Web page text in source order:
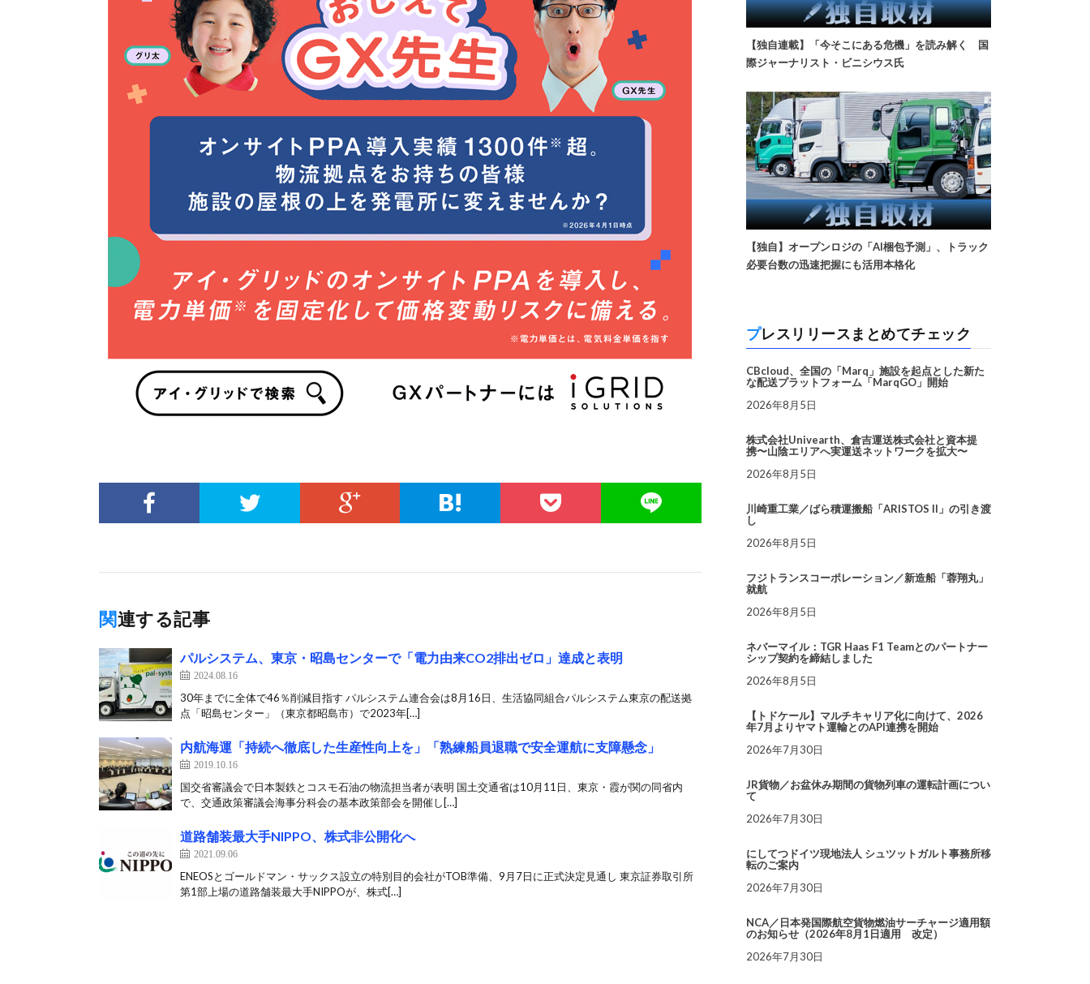
関連する記事
パルシステム、東京・昭島センターで「電力由来CO2排出ゼロ」達成と表明
2024.08.16
30年までに全体で46％削減目指す パルシステム連合会は8月16日、生活協同組合パルシステム東京の配送拠
点「昭島センター」（東京都昭島市）で2023年[…]
内航海運「持続へ徹底した生産性向上を」「熟練船員退職で安全運航に支障懸念」
2019.10.16
国交省審議会で日本製鉄とコスモ石油の物流担当者が表明 国土交通省は10月11日、東京・霞が関の同省内
で、交通政策審議会海事分科会の基本政策部会を開催し[…]
道路舗装最大手NIPPO、株式非公開化へ
2021.09.06
ENEOSとゴールドマン・サックス設立の特別目的会社がTOB準備、9月7日に正式決定見通し 東京証券取引所
第1部上場の道路舗装最大手NIPPOが、株式[…]
【独自連載】「今そこにある危機」を読み解く 国
際ジャーナリスト・ビニシウス氏
【独自】オープンロジの「AI梱包予測」、トラック
必要台数の迅速把握にも活用本格化
プレスリリースまとめてチェック
CBcloud、全国の「Marq」施設を起点とした新た
な配送プラットフォーム「MarqGO」開始
2026年8月5日
株式会社Univearth、倉吉運送株式会社と資本提
携〜山陰エリアへ実運送ネットワークを拡大〜
2026年8月5日
川崎重工業／ばら積運搬船「ARISTOS II」の引き渡
し
2026年8月5日
フジトランスコーポレーション／新造船「蓉翔丸」
就航
2026年8月5日
ネバーマイル：TGR Haas F1 Teamとのパートナー
シップ契約を締結しました
2026年8月5日
【トドケール】マルチキャリア化に向けて、2026
年7月よりヤマト運輸とのAPI連携を開始
2026年7月30日
JR貨物／お盆休み期間の貨物列車の運転計画につい
て
2026年7月30日
にしてつドイツ現地法人 シュツットガルト事務所移
転のご案内
2026年7月30日
NCA／日本発国際航空貨物燃油サーチャージ適用額
のお知らせ（2026年8月1日適用 改定）
2026年7月30日